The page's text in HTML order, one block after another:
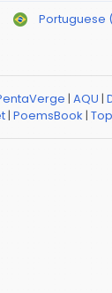
Portuguese
| AQU |
| PoemsBook |